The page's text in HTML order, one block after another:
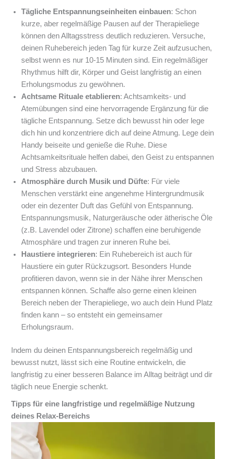
Tägliche Entspannungseinheiten einbauen: Schon
kurze, aber regelmäßige Pausen auf der Therapieliege
können den Alltagsstress deutlich reduzieren. Versuche,
deinen Ruhebereich jeden Tag für kurze Zeit aufzusuchen,
selbst wenn es nur 10-15 Minuten sind. Ein regelmäßiger
Rhythmus hilft dir, Körper und Geist langfristig an einen
Erholungsmodus zu gewöhnen.
Achtsame Rituale etablieren: Achtsamkeits- und
Atemübungen sind eine hervorragende Ergänzung für die
tägliche Entspannung. Setze dich bewusst hin oder lege
dich hin und konzentriere dich auf deine Atmung. Lege dein
Handy beiseite und genieße die Ruhe. Diese
Achtsamkeitsrituale helfen dabei, den Geist zu entspannen
und Stress abzubauen.
Atmosphäre durch Musik und Düfte: Für viele
Menschen verstärkt eine angenehme Hintergrundmusik
oder ein dezenter Duft das Gefühl von Entspannung.
Entspannungsmusik, Naturgeräusche oder ätherische Öle
(z.B. Lavendel oder Zitrone) schaffen eine beruhigende
Atmosphäre und tragen zur inneren Ruhe bei.
Haustiere integrieren: Ein Ruhebereich ist auch für
Haustiere ein guter Rückzugsort. Besonders Hunde
profitieren davon, wenn sie in der Nähe ihrer Menschen
entspannen können. Schaffe also gerne einen kleinen
Bereich neben der Therapieliege, wo auch dein Hund Platz
finden kann – so entsteht ein gemeinsamer
Erholungsraum.
Indem du deinen Entspannungsbereich regelmäßig und
bewusst nutzt, lässt sich eine Routine entwickeln, die
langfristig zu einer besseren Balance im Alltag beiträgt und dir
täglich neue Energie schenkt.
Tipps für eine langfristige und regelmäßige Nutzung
deines Relax-Bereichs